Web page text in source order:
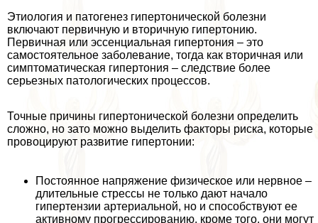
Этиология и патогенез гипертонической болезни
включают первичную и вторичную гипертонию.
Первичная или эссенциальная гипертония – это
самостоятельное заболевание, тогда как вторичная или
симптоматическая гипертония – следствие более
серьезных патологических процессов.
Точные причины гипертонической болезни определить
сложно, но зато можно выделить факторы риска, которые
провоцируют развитие гипертонии:
Постоянное напряжение физическое или нервное –
длительные стрессы не только дают начало
гипертензии артериальной, но и способствуют ее
активному прогрессированию, кроме того, они могут